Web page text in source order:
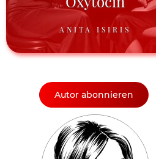
ANITA ISIRIS
Autor abonnieren